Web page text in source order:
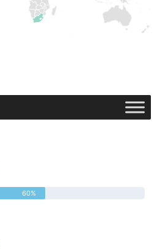
60%